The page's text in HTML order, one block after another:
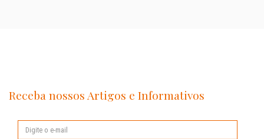
Receba nossos Artigos e Informativos